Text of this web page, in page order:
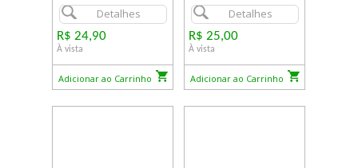
Detalhes
R$ 24,90
À vista
Adicionar ao Carrinho
Detalhes
R$ 25,00
À vista
Adicionar ao Carrinho